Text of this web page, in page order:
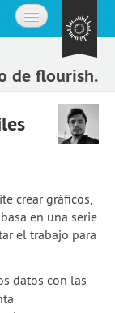
de flourish.
crear gráficos,
en una serie
el trabajo para
datos con las